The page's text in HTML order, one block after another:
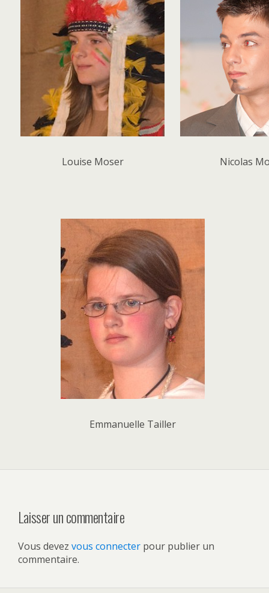
Louise Moser Nicolas
Emmanuelle Tailler
Laisser un commentaire
Vous devez vous connecter pour publier un
commentaire.